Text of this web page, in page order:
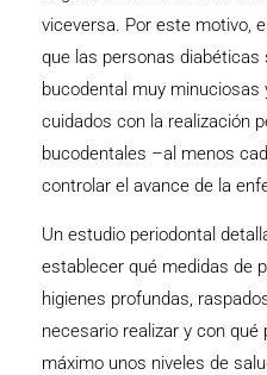
viceversa. Por este motivo,
que las personas
bucodental muy
cuidados con la realización
bucodentales –al menos
controlar el avance de la
Un estudio periodontal
establecer qué medidas de
higienes profundas,
necesario realizar y con qué
máximo unos niveles de